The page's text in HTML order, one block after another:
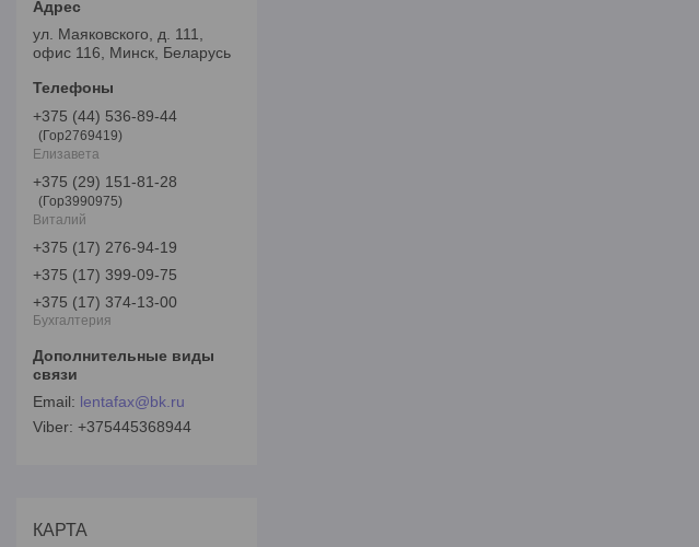
ул. Маяковского, д. 111,
офис 116, Минск, Беларусь
+375 (44) 536-89-44
Гор2769419
Елизавета
+375 (29) 151-81-28
Гор3990975
Виталий
+375 (17) 276-94-19
+375 (17) 399-09-75
+375 (17) 374-13-00
Бухгалтерия
lentafax@bk.ru
+375445368944
КАРТА